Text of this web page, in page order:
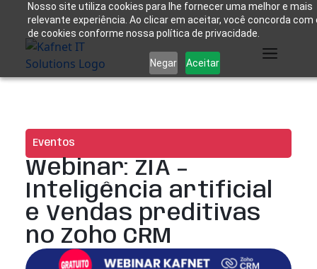
Nosso site utiliza cookies para lhe fornecer uma melhor e mais
relevante experiência. Ao clicar em aceitar, você concorda com
de cookies conforme nossa política de privacidade.
Negar Aceitar
Eventos
Webinar: ZIA –
Inteligência artificial
e Vendas preditivas
no Zoho CRM